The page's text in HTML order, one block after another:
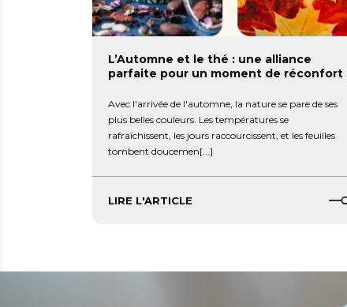
L’Automne et le thé : une alliance
parfaite pour un moment de réconfort
Avec l'arrivée de l'automne, la nature se pare de ses
plus belles couleurs. Les températures se
rafraîchissent, les jours raccourcissent, et les feuilles
tombent doucemen[...]
LIRE L'ARTICLE